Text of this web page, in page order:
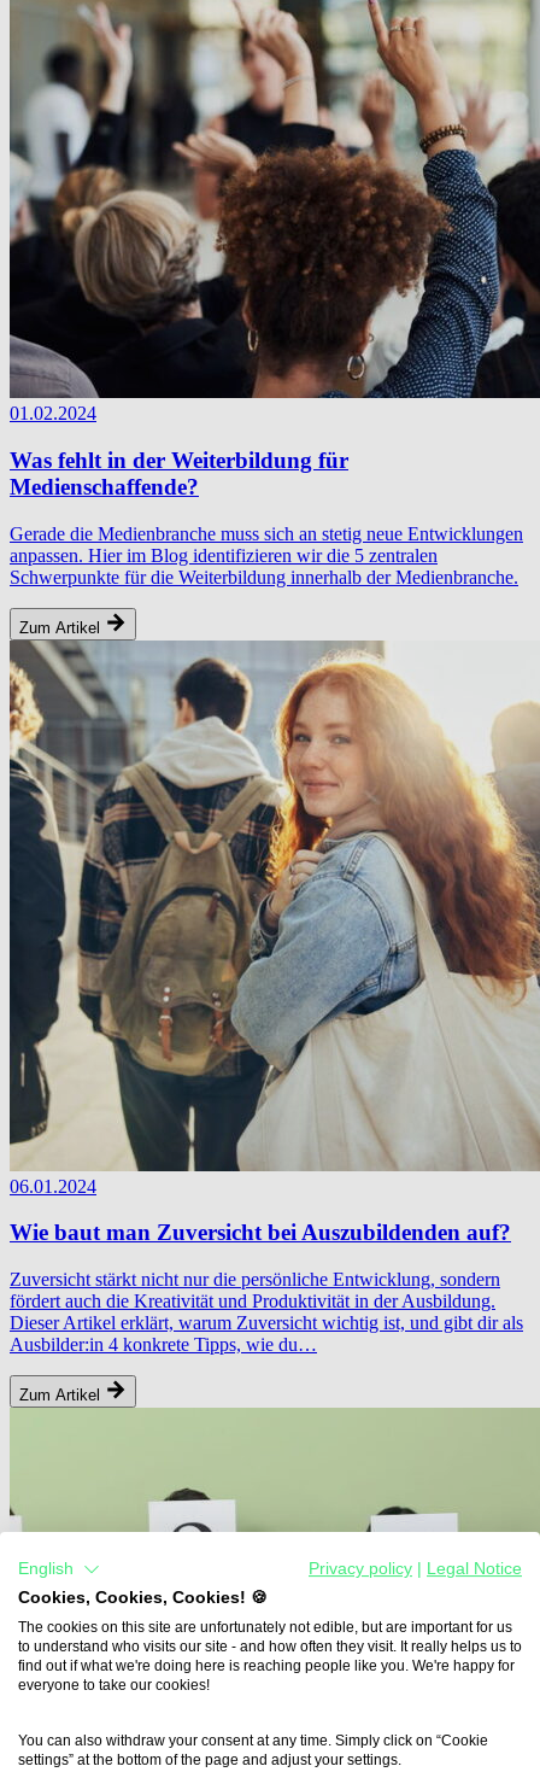
01.02.2024
Was fehlt in der Weiterbildung für
Medienschaffende?
Gerade die Medienbranche muss sich an stetig neue Entwicklungen
anpassen. Hier im Blog identifizieren wir die 5 zentralen
Schwerpunkte für die Weiterbildung innerhalb der Medienbranche.
Zum Artikel
06.01.2024
Wie baut man Zuversicht bei Auszubildenden auf?
Zuversicht stärkt nicht nur die persönliche Entwicklung, sondern
fördert auch die Kreativität und Produktivität in der Ausbildung.
Dieser Artikel erklärt, warum Zuversicht wichtig ist, und gibt dir als
Ausbilder:in 4 konkrete Tipps, wie du…
Zum Artikel
English Privacy policy
Legal Notice
Cookies, Cookies, Cookies! 🍪
The cookies on this site are unfortunately not edible, but are important for us
to understand who visits our site - and how often they visit. It really helps us to
find out if what we're doing here is reaching people like you. We're happy for
everyone to take our cookies!
You can also withdraw your consent at any time. Simply click on “Cookie
settings” at the bottom of the page and adjust your settings.